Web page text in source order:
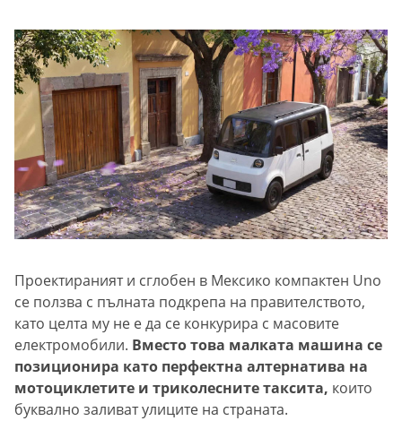
Проектираният и сглобен в Мексико компактен Uno
се ползва с пълната подкрепа на правителството,
като целта му не е да се конкурира с масовите
електромобили. Вместо това малката машина се
позиционира като перфектна алтернатива на
мотоциклетите и триколесните таксита, които
буквално заливат улиците на страната.